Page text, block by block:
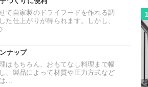
て自家製のドライフードを作れる調
仕上がりが得られます。しかし、
ナップ
はもちろん、おもてなし料理まで幅
、製品によって材質や圧力方式など
...